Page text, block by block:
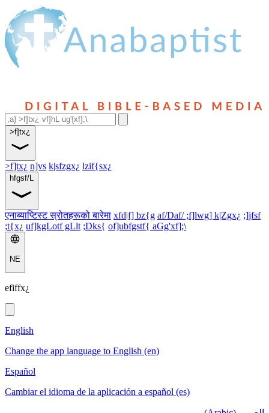
>f]tx¿
>f]tx¿ n]vs k|sfzgx¿ lzif{sx¿
hfgsf/L
एनाब्याप्टिस्ट स्रोतहरूको बारेमा xfd|f] bz{g af/Daf/ ;f]lwg] k|Zgx¿ ;]jfsf
;t{x¿ uf]kgLotf gLlt ;Dks{ of]ubfgstf{ aGg'xf];\
NE
efiffx¿
English
Change the app language to English (en)
Español
Cambiar el idioma de la aplicación a español (es)